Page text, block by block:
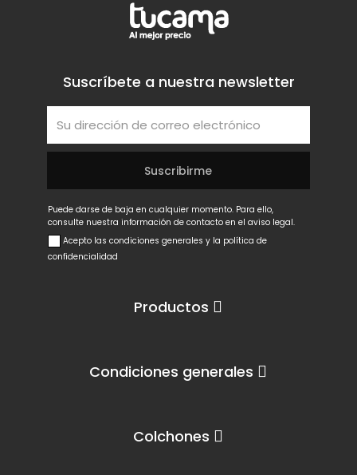
Productos
Condiciones generales
Colchones
Suscríbete a nuestra newsletter
Puede darse de baja en cualquier momento. Para ello,
consulte nuestra información de contacto en el aviso legal.
Acepto las condiciones generales y la política de
confidencialidad